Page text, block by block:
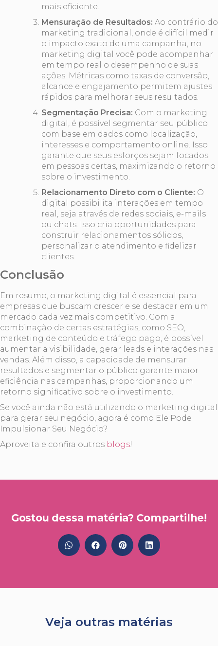
mais eficiente.
Mensuração de Resultados: Ao contrário do
marketing tradicional, onde é difícil medir
o impacto exato de uma campanha, no
marketing digital você pode acompanhar
em tempo real o desempenho de suas
ações. Métricas como taxas de conversão,
alcance e engajamento permitem ajustes
rápidos para melhorar seus resultados.
Segmentação Precisa: Com o marketing
digital, é possível segmentar seu público
com base em dados como localização,
interesses e comportamento online. Isso
garante que seus esforços sejam focados
em pessoas certas, maximizando o retorno
sobre o investimento.
Relacionamento Direto com o Cliente: O
digital possibilita interações em tempo
real, seja através de redes sociais, e-mails
ou chats. Isso cria oportunidades para
construir relacionamentos sólidos,
personalizar o atendimento e fidelizar
clientes.
Conclusão
Em resumo, o marketing digital é essencial para
empresas que buscam crescer e se destacar em um
mercado cada vez mais competitivo. Com a
combinação de certas estratégias, como SEO,
marketing de conteúdo e tráfego pago, é possível
aumentar a visibilidade, gerar leads e interações nas
vendas. Além disso, a capacidade de mensurar
resultados e segmentar o público garante maior
eficiência nas campanhas, proporcionando um
retorno significativo sobre o investimento.
Se você ainda não está utilizando o marketing digital
para gerar seu negócio, agora é como Ele Pode
Impulsionar Seu Negócio?
Aproveita e confira outros blogs!
Gostou dessa matéria? Compartilhe!
Veja outras matérias